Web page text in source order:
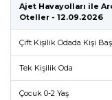
Ajet Havayolları ile
Oteller - 12.09.2026
Çift Kişilik Odada Kişi
Tek Kişilik Oda
Çocuk 0-2 Yaş